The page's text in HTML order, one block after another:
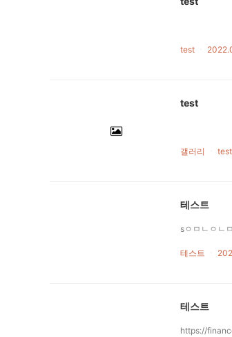
test
test
갤러리 test
테스트
sㅇㅁㄴㅇㄴㅁ
테스트
테스트
https://